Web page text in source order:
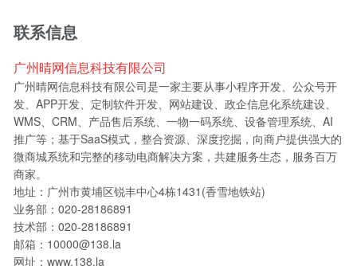
联系信息
广州晴网信息科技有限公司
广州晴网信息科技有限公司是一家主要从事小程序开发、公众号开
发、APP开发、定制软件开发、网站建设、政企信息化系统建设、
WMS、CRM、产品售后系统、一物一码系统、设备管理系统、AI
推广等；基于SaaS模式，整合资源、深度挖掘，向商户提供强大的
微商城系统和完整的移动电商解决方案，共建服务生态，服务百万
商家。
地址：广州市黄埔区锐丰中心4栋1431(香雪地铁站)
业务部：020-28186891
技术部：020-28186891
邮箱：10000@138.la
网址：www.138.la